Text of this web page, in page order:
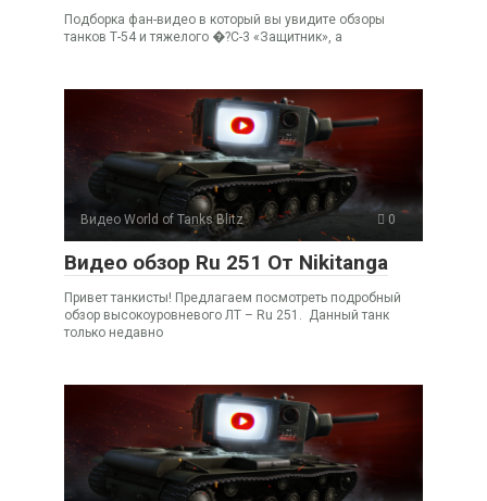
Подборка фан-видео в который вы увидите обзоры
танков Т-54 и тяжелого �?С-3 «Защитник», а
Видео World of Tanks Blitz 0
Видео обзор Ru 251 От Nikitanga
Привет танкисты! Предлагаем посмотреть подробный
обзор высокоуровневого ЛТ – Ru 251. Данный танк
только недавно